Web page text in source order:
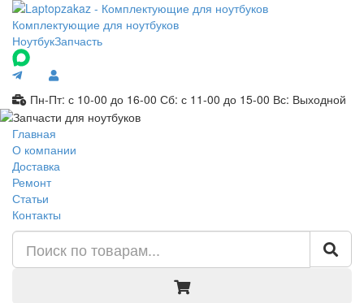
Комплектующие для ноутбуков
НоутбукЗапчасть
Пн-Пт: с 10-00 до 16-00 Сб: с 11-00 до 15-00 Вс: Выходной
Главная
О компании
Доставка
Ремонт
Статьи
Контакты